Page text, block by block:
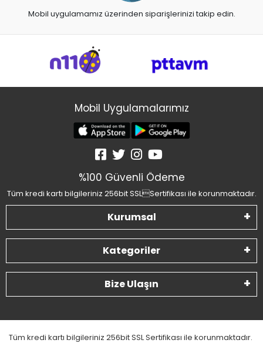
Mobil uygulamamız üzerinden siparişlerinizi takip edin.
Mobil Uygulamalarımız
%100 Güvenli Ödeme
Tüm kredi kartı bilgileriniz 256bit SSLSertifikası ile korunmaktadır.
Kurumsal
Kategoriler
Bize Ulaşın
Tüm kredi kartı bilgileriniz 256bit SSL Sertifikası ile korunmaktadır.